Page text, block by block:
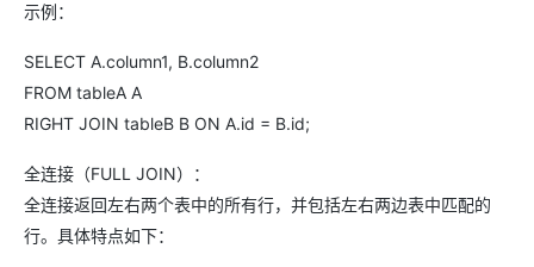
示例：
SELECT A.column1, B.column2
FROM tableA A
RIGHT JOIN tableB B ON A.id = B.id;
全连接（FULL JOIN）：
全连接返回左右两个表中的所有行，并包括左右两边表中匹配的
行。具体特点如下：